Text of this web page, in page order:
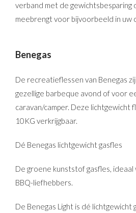
verband met de gewichtsbesparing
meebrengt voor bijvoorbeeld in uw
Benegas
De recreatieflessen van Benegas
gezellige barbeque avond of voor
caravan/camper. Deze lichtgewicht
10KG verkrijgbaar.
Dé Benegas lichtgewicht gasfles
De groene kunststof gasfles,
BBQ-liefhebbers.
De Benegas Light is dé lichtgewicht